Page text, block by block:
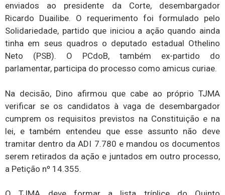
enviados ao presidente da Corte, desembargador
Ricardo Duailibe. O requerimento foi formulado pelo
Solidariedade, partido que iniciou a ação quando ainda
tinha em seus quadros o deputado estadual Othelino
Neto (PSB). O PCdoB, também ex-partido do
parlamentar, participa do processo como amicus curiae.
Na decisão, Dino afirmou que cabe ao próprio TJMA
verificar se os candidatos à vaga de desembargador
cumprem os requisitos previstos na Constituição e na
lei, e também entendeu que esse assunto não deve
tramitar dentro da ADI 7.780 e mandou os documentos
serem retirados da ação e juntados em outro processo,
a Petição nº 14.355.